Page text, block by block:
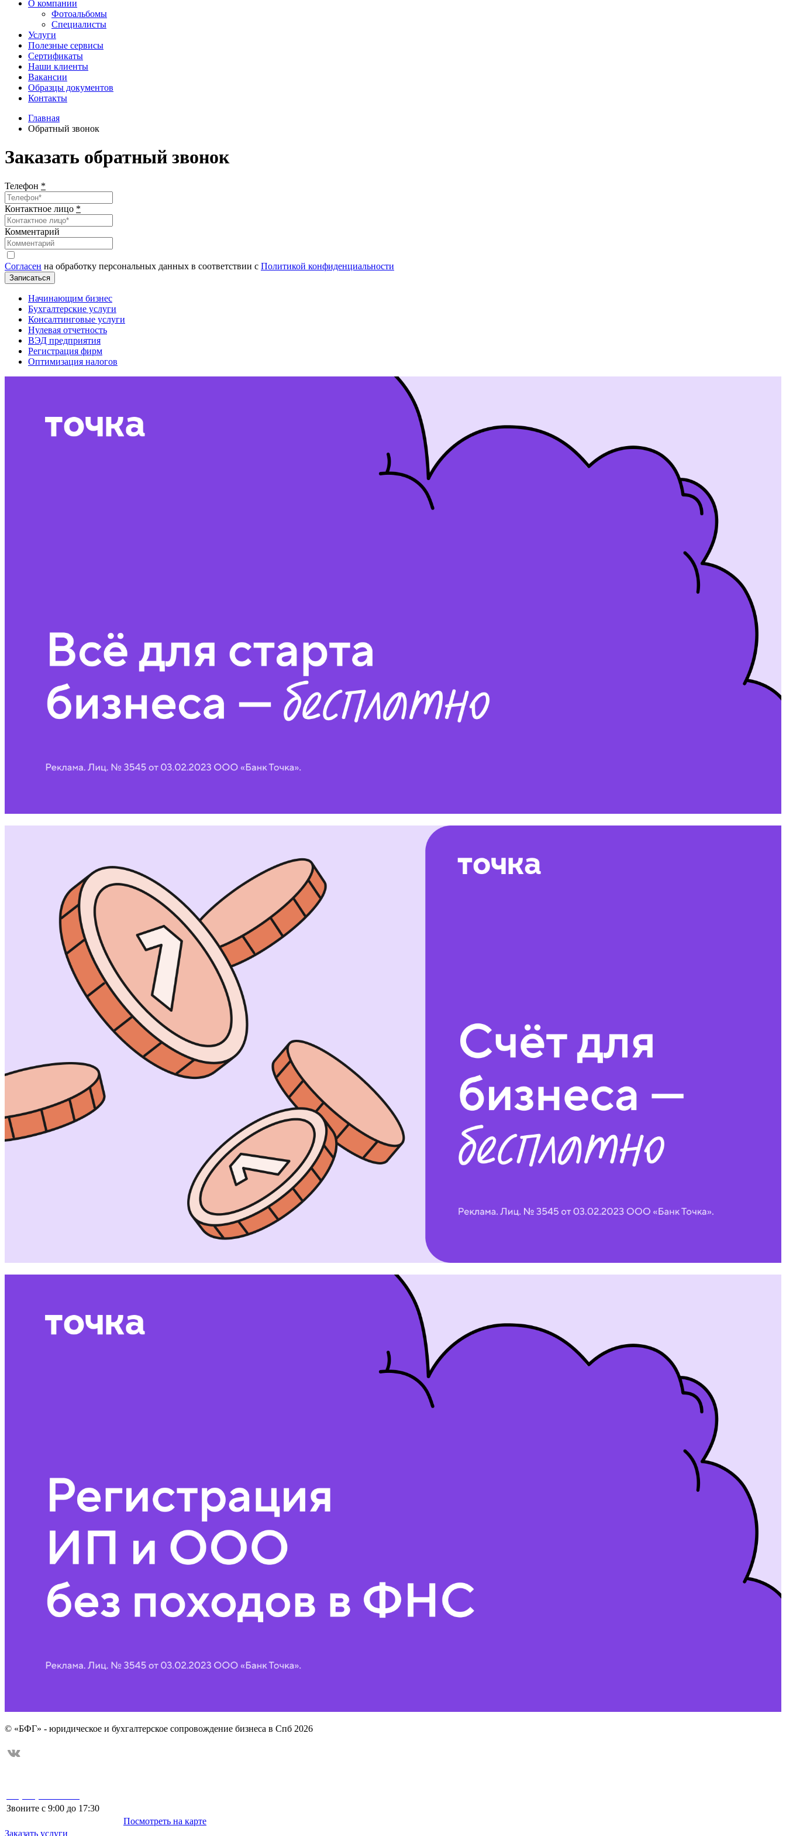
О компании
Фотоальбомы
Специалисты
Услуги
Полезные сервисы
Сертификаты
Наши клиенты
Вакансии
Образцы документов
Контакты
Главная
Обратный звонок
Заказать обратный звонок
Телефон *
Контактное лицо *
Комментарий
Согласен на обработку персональных данных в соответствии с Политикой конфиденциальности
Записаться
Начинающим бизнес
Бухгалтерские услуги
Консалтинговые услуги
Нулевая отчетность
ВЭД предприятия
Регистрация фирм
Оптимизация налогов
© «БФГ» - юридическое и бухгалтерское сопровождение бизнеса в Спб 2026
Звоните с 9:00 до 17:30
Посмотреть на карте
Заказать услуги